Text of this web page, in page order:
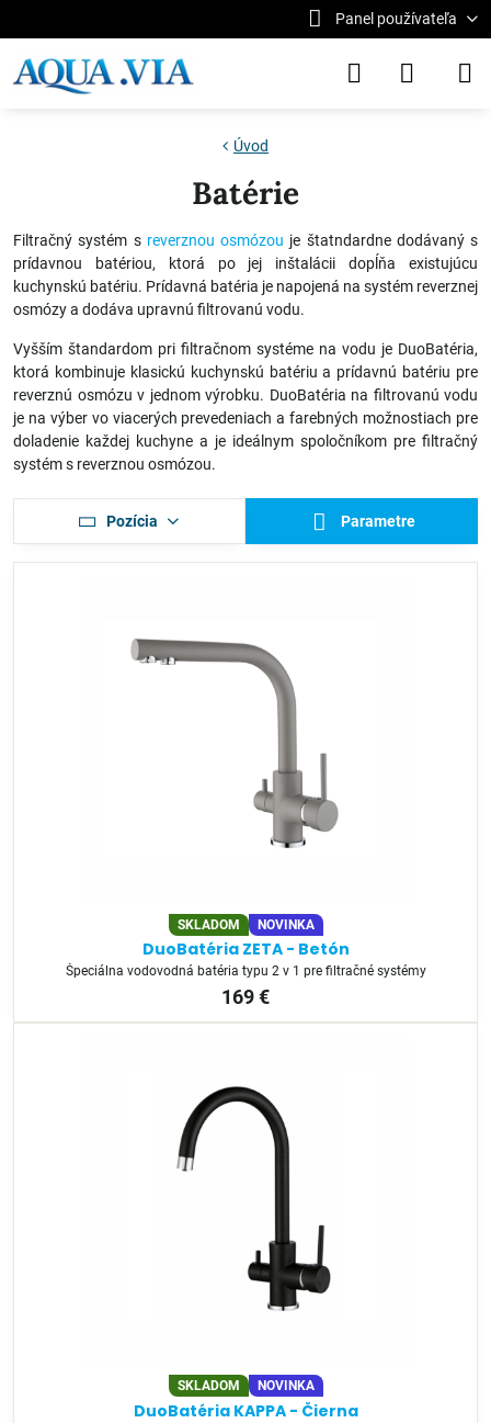
Panel používateľa
Úvod
Batérie
Filtračný systém s reverznou osmózou je štatndardne dodávaný s
prídavnou batériou, ktorá po jej inštalácii dopĺňa existujúcu
kuchynskú batériu. Prídavná batéria je napojená na systém reverznej
osmózy a dodáva upravnú filtrovanú vodu.
Vyšším štandardom pri filtračnom systéme na vodu je DuoBatéria,
ktorá kombinuje klasickú kuchynskú batériu a prídavnú batériu pre
reverznú osmózu v jednom výrobku. DuoBatéria na filtrovanú vodu
je na výber vo viacerých prevedeniach a farebných možnostiach pre
doladenie každej kuchyne a je ideálnym spoločníkom pre filtračný
systém s reverznou osmózou.
Pozícia Parametre
SKLADOM NOVINKA
DuoBatéria ZETA - Betón
Špeciálna vodovodná batéria typu 2 v 1 pre filtračné systémy
169 €
SKLADOM NOVINKA
DuoBatéria KAPPA - Čierna